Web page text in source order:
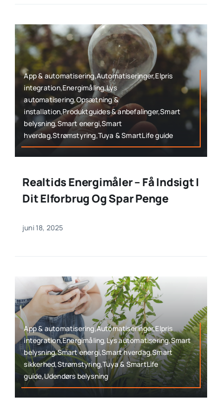
App & automatisering,Automatiseringer,Elpris
integration,Energimåling,Lys
automatisering,Opsætning &
installation,Produktguides & anbefalinger,Smart
belysning,Smart energi,Smart
hverdag,Strømstyring,Tuya & SmartLife guide
Realtids Energimåler – Få Indsigt I
Dit Elforbrug Og Spar Penge
juni 18, 2025
App & automatisering,Automatiseringer,Elpris
integration,Energimåling,Lys automatisering,Smart
belysning,Smart energi,Smart hverdag,Smart
sikkerhed,Strømstyring,Tuya & SmartLife
guide,Udendørs belysning